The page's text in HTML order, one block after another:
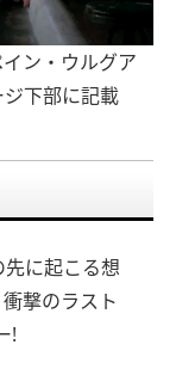
ン・ウルグア
下部に記載
に起こる想
撃のラスト
!